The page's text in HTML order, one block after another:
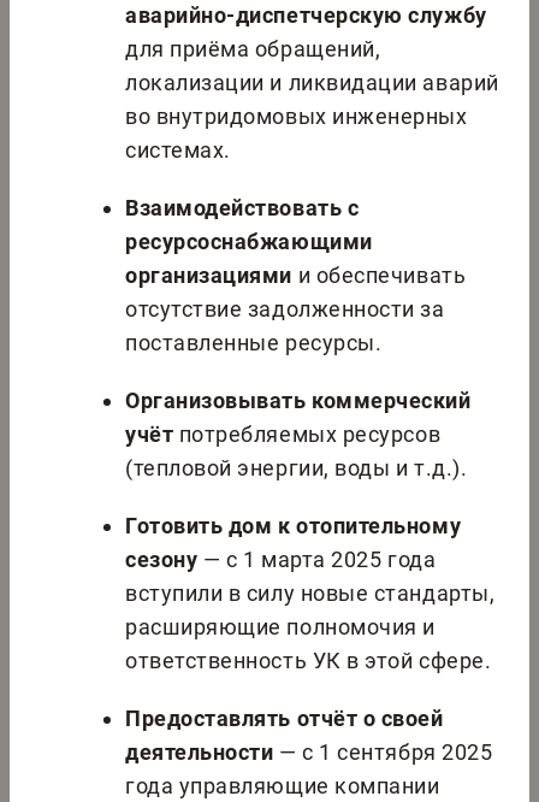
аварийно-диспетчерскую службу
для приёма обращений,
локализации и ликвидации аварий
во внутридомовых инженерных
системах.
Взаимодействовать с
ресурсоснабжающими
организациями и обеспечивать
отсутствие задолженности за
поставленные ресурсы.
Организовывать коммерческий
учёт потребляемых ресурсов
(тепловой энергии, воды и т.д.).
Готовить дом к отопительному
сезону — с 1 марта 2025 года
вступили в силу новые стандарты,
расширяющие полномочия и
ответственность УК в этой сфере.
Предоставлять отчёт о своей
деятельности — с 1 сентября 2025
года управляющие компании